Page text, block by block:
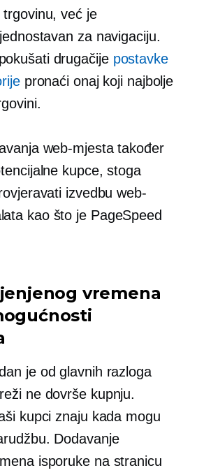
već je
za navigaciju.
drugačije postavke
pronaći onaj koji najbolje
web-mjesta također
kupce, stoga
izvedbu web-
kao što je PageSpeed
vremena
je od glavnih razloga
ne dovrše kupnju.
kupci znaju kada mogu
Dodavanje
isporuke na stranicu